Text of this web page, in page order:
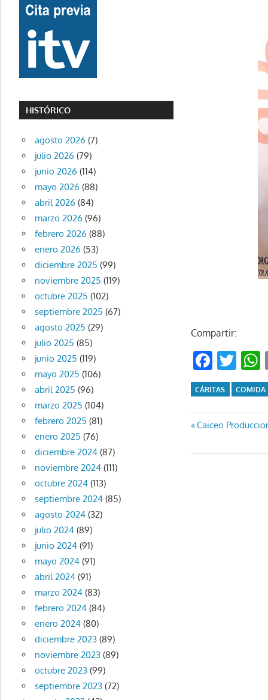
Compartir:
CÁRITAS COMIDA
de
Entrada
Caiceo
HISTÓRICO
agosto 2026 (7)
julio 2026 (79)
junio 2026 (114)
mayo 2026 (88)
abril 2026 (84)
marzo 2026 (96)
febrero 2026 (88)
enero 2026 (53)
diciembre 2025 (99)
noviembre 2025 (119)
octubre 2025 (102)
septiembre 2025 (67)
agosto 2025 (29)
julio 2025 (85)
junio 2025 (119)
mayo 2025 (106)
abril 2025 (96)
marzo 2025 (104)
febrero 2025 (81)
enero 2025 (76)
diciembre 2024(87)
noviembre 2024(111)
octubre 2024(113)
septiembre 2024(85)
agosto 2024(32)
julio 2024(89)
junio 2024(91)
mayo 2024(91)
abril 2024(91)
marzo 2024(83)
febrero 2024(84)
enero 2024(80)
diciembre 2023(89)
noviembre 2023(89)
octubre 2023(99)
septiembre 2023(72)